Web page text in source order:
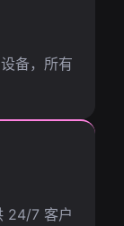
备，所有
24/7 客户